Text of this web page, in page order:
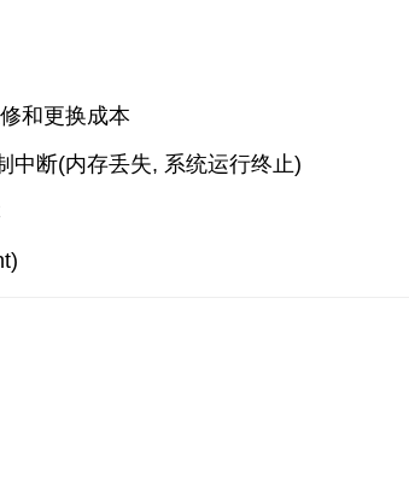
和更换成本
断(内存丢失, 系统运行终止)